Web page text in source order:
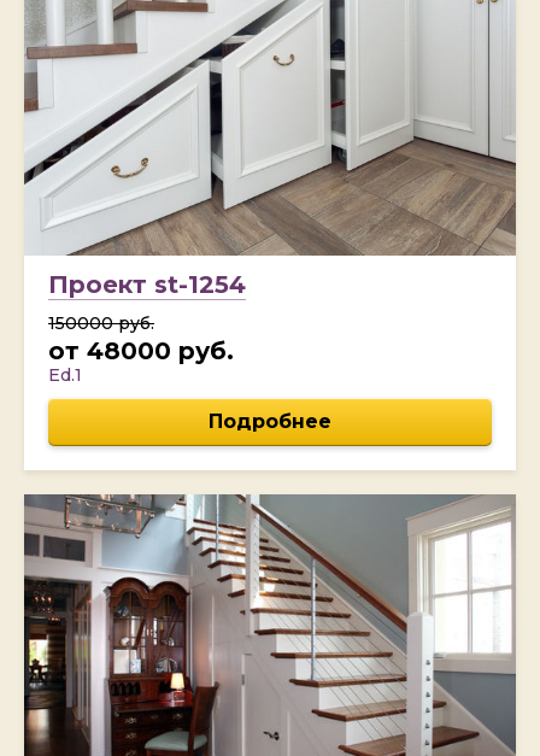
Проект st-1254
150000 руб.
от 48000 руб.
Ed.1
Подробнее